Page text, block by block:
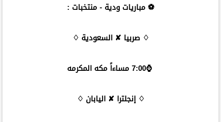
⚽ مباريات ودية - منتخبات :
♢ صربيا ✘ السعودية ♢
⌚️7:00 مساءاً مكه المكرمه
♢ إنجلترا ✘ اليابان ♢